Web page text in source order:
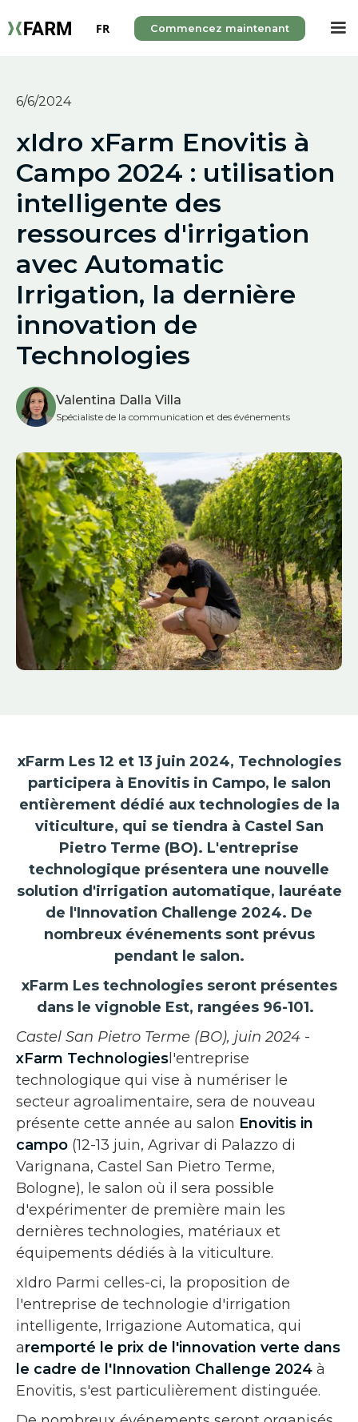
FR Commencez maintenant
6/6/2024
xIdro xFarm Enovitis à
Campo 2024 : utilisation
intelligente des
ressources d'irrigation
avec Automatic
Irrigation, la dernière
innovation de
Technologies
Valentina Dalla Villa
Spécialiste de la communication et des événements
xFarm Les 12 et 13 juin 2024, Technologies
participera à Enovitis in Campo, le salon
entièrement dédié aux technologies de la
viticulture, qui se tiendra à Castel San
Pietro Terme (BO). L'entreprise
technologique présentera une nouvelle
solution d'irrigation automatique, lauréate
de l'Innovation Challenge 2024. De
nombreux événements sont prévus
pendant le salon.
xFarm Les technologies seront présentes
dans le vignoble Est, rangées 96-101.
Castel San Pietro Terme (BO), juin 2024 -
xFarm Technologies l'entreprise
technologique qui vise à numériser le
secteur agroalimentaire, sera de nouveau
présente cette année au salon Enovitis in
campo (12-13 juin, Agrivar di Palazzo di
Varignana, Castel San Pietro Terme,
Bologne), le salon où il sera possible
d'expérimenter de première main les
dernières technologies, matériaux et
équipements dédiés à la viticulture.
xIdro Parmi celles-ci, la proposition de
l'entreprise de technologie d'irrigation
intelligente, Irrigazione Automatica, qui
aremporté le prix de l'innovation verte dans
le cadre de l'Innovation Challenge 2024 à
Enovitis, s'est particulièrement distinguée.